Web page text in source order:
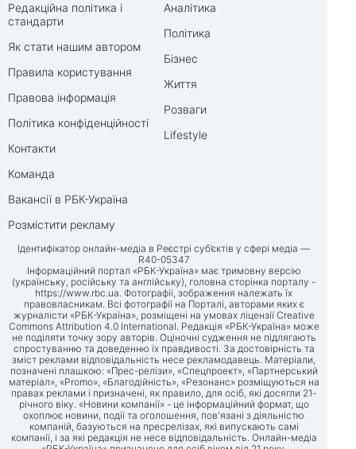
Редакційна політика і
стандарти
Як стати нашим автором
Правила користування
Правова інформація
Політика конфіденційності
Контакти
Команда
Вакансії в РБК-Україна
Розмістити рекламу
Аналітика
Політика
Бізнес
Життя
Розваги
Lifestyle
Ідентифікатор онлайн-медіа в Реєстрі суб’єктів у сфері медіа —
R40-05347
Інформаційний портал «РБК-Україна» має тримовну версію
(українську, російську та англійську), головна сторінка порталу -
https://www.rbc.ua. Фотографії, зображення належать їх
правовласникам. Всі фотографії на Порталі, авторами яких є
журналісти «РБК-Україна», розміщені на умовах ліцензії Creative
Commons Attribution 4.0 International. Редакція «РБК-Україна» може
не поділяти точку зору авторів. Оціночні судження не підлягають
спростуванню та доведенню їх правдивості. За достовірність та
зміст реклами відповідальність несе рекламодавець. Матеріали,
позначені плашкою: «Прес-релізи», «Спецпроект», «Партнерський
матеріал», «Promo», «Благодійність», «Резонанс» розміщуються на
правах реклами і призначені, як правило, для осіб, які досягли 21-
річного віку. «Новини компанії» - це інформаційний формат, що
охоплює новини, події та оголошення, пов'язані з діяльністю
компаній, базуються на пресрелізах, які випускають самі
компанії, і за які редакція не несе відповідальність. Онлайн-медіа